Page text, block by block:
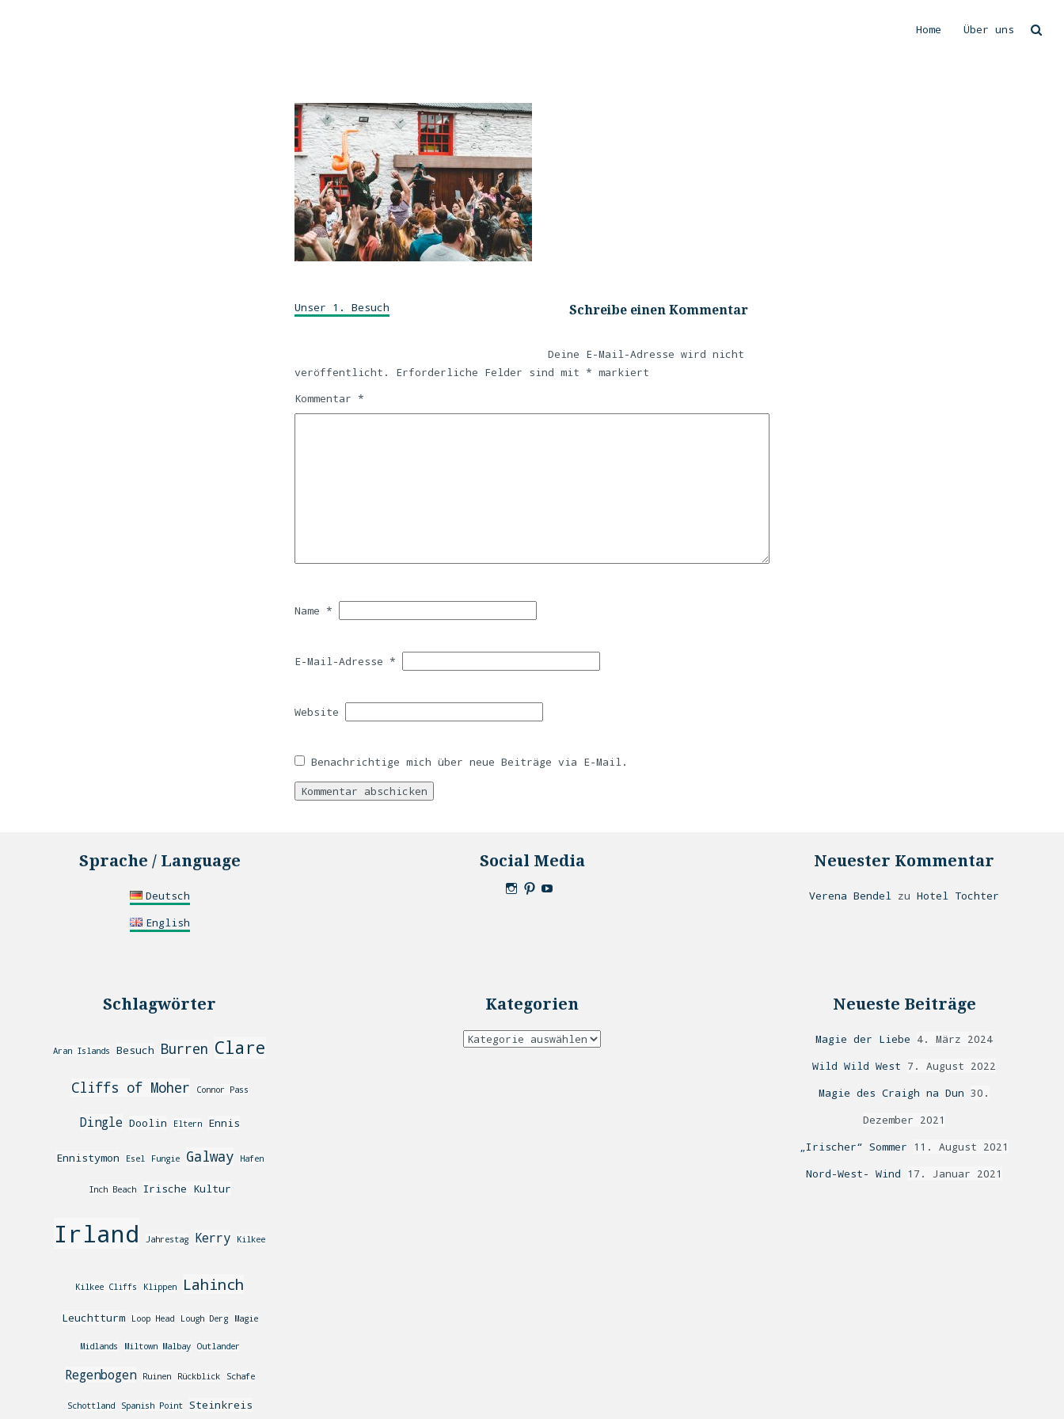
Home Über uns
Suchen
Unser 1. Besuch Schreibe einen Kommentar
Deine E-Mail-Adresse wird nicht
veröffentlicht.
Erforderliche Felder sind mit * markiert
Kommentar *
Name *
E-Mail-Adresse *
Website
Benachrichtige mich über neue Beiträge via E-Mail.
Sprache / Language
Deutsch
English
Social Media Neuester Kommentar
Verena Bendel zuHotel Tochter
Schlagwörter
Aran Islands Besuch Burren Clare
Cliffs of Moher Connor Pass
Dingle Doolin Eltern Ennis
Ennistymon Esel Fungie Galway Hafen
Inch Beach Irische Kultur
Irland Jahrestag Kerry Kilkee
Kilkee Cliffs Klippen Lahinch
Leuchtturm Loop Head Lough Derg Magie
Midlands Miltown Malbay Outlander
Regenbogen Ruinen Rückblick Schafe
Schottland Spanish Point Steinkreis
Kategorien Neueste Beiträge
Magie der Liebe 4. März 2024
Wild Wild West 7. August 2022
Magie des Craigh na Dun 30.
Dezember 2021
„Irischer“ Sommer 11. August 2021
Nord-West- Wind 17. Januar 2021